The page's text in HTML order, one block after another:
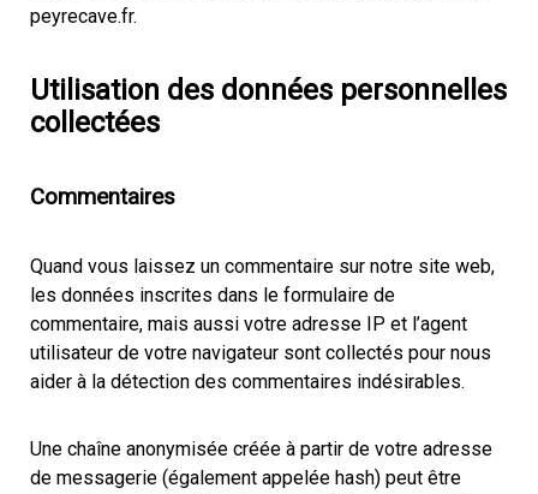
peyrecave.fr.
Utilisation des données personnelles
collectées
Commentaires
Quand vous laissez un commentaire sur notre site web,
les données inscrites dans le formulaire de
commentaire, mais aussi votre adresse IP et l’agent
utilisateur de votre navigateur sont collectés pour nous
aider à la détection des commentaires indésirables.
Une chaîne anonymisée créée à partir de votre adresse
de messagerie (également appelée hash) peut être